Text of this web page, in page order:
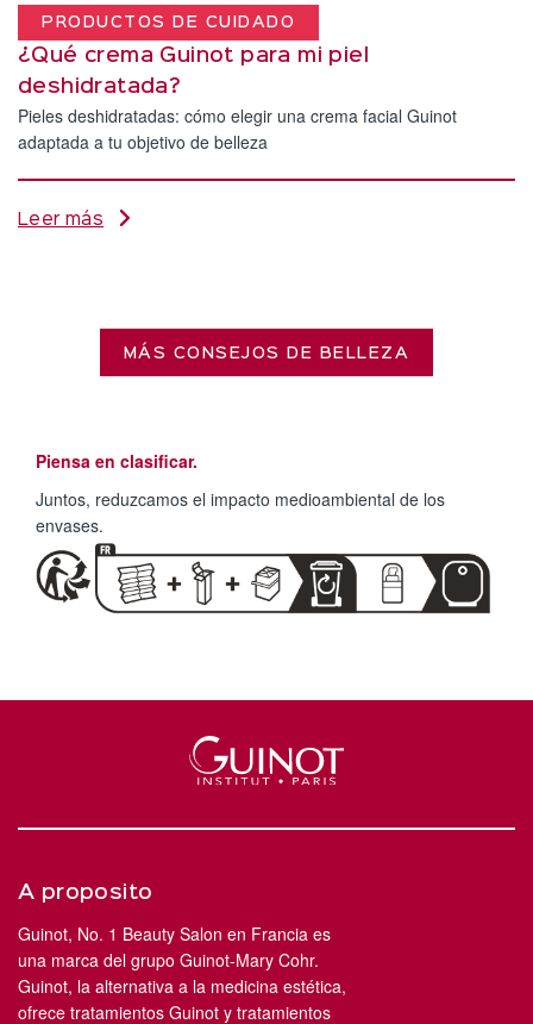
PRODUCTOS DE CUIDADO
¿Qué crema Guinot para mi piel
deshidratada?
Pieles deshidratadas: cómo elegir una crema facial Guinot
adaptada a tu objetivo de belleza
Leer más
MÁS CONSEJOS DE BELLEZA
Piensa en clasificar.
Juntos, reduzcamos el impacto medioambiental de los
envases.
A proposito
Guinot, No. 1 Beauty Salon en Francia es
una marca del grupo Guinot-Mary Cohr.
Guinot, la alternativa a la medicina estética,
ofrece tratamientos Guinot y tratamientos